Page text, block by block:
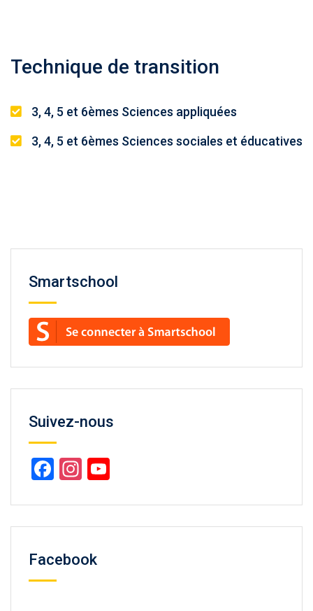
Technique de transition
3, 4, 5 et 6èmes Sciences appliquées
3, 4, 5 et 6èmes Sciences sociales et éducatives
Smartschool
Suivez-nous
Facebook
Instagram
Facebook